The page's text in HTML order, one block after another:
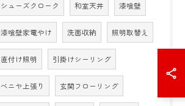
シューズクローク 和室天井 漆喰壁
漆喰壁家電やけ 洗面収納 照明取替え
直付け照明 引掛けシーリング
ベニヤ上張り 玄関フローリング